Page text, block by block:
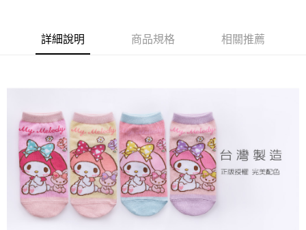
ATM付款
每筆NT$80，滿NT$899(含以上)免運費
付款後全家取貨
每筆NT$80，滿NT$859(含以上)免運費
7-11取貨付款
每筆NT$80，滿NT$899(含以上)免運費
詳細說明 商品規格 相關推薦